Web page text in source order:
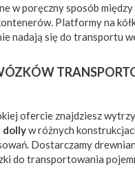
w poręczny sposób
Platformy na
nadają się do transportu
ofercie znajdziesz
dollyw różnych
Dostarczamy
do transportowania